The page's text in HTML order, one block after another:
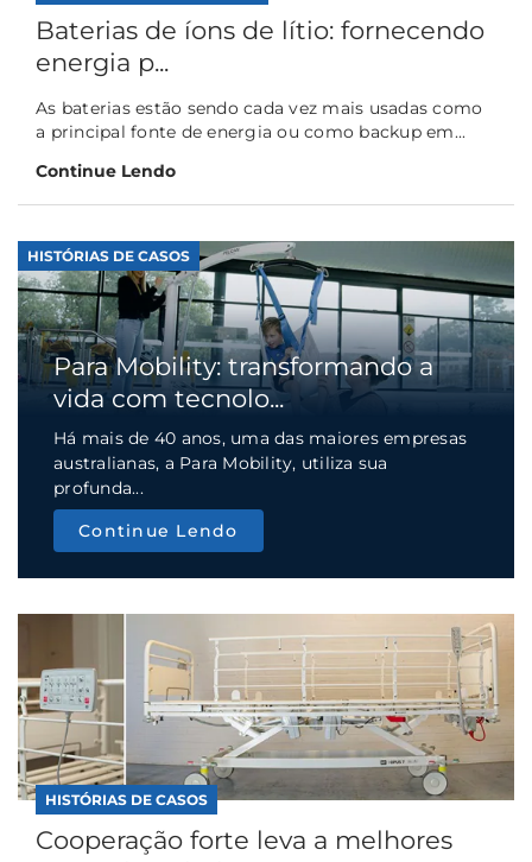
Baterias de íons de lítio: fornecendo
energia p...
As baterias estão sendo cada vez mais usadas como
a principal fonte de energia ou como backup em...
Continue Lendo
HISTÓRIAS DE CASOS
Para Mobility: transformando a
vida com tecnolo...
Há mais de 40 anos, uma das maiores empresas
australianas, a Para Mobility, utiliza sua
profunda...
Continue Lendo
HISTÓRIAS DE CASOS
Cooperação forte leva a melhores